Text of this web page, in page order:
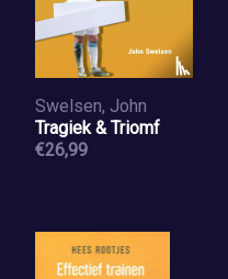
Swelsen, John
Tragiek & Triomf
€26,99